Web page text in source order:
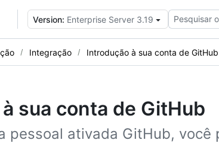
Version: Enterprise Server 3.19 Pesquisar
Integração Introdução à sua conta de GitHub
sua conta de GitHub
pessoal ativada GitHub, você